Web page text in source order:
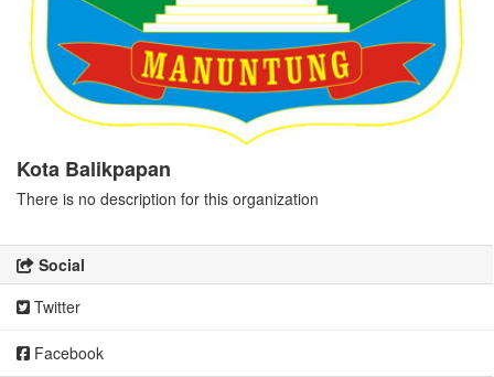
Kota Balikpapan
There is no description for this organization
Social
Twitter
Facebook